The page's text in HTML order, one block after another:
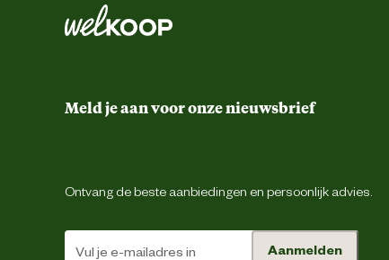
Hoogte schacht
Materiaal bovenkant schoen
Materiaal overneus
Meld je aan voor onze nieuwsbrief
Ontvang de beste aanbiedingen en persoonlijk advies.
Aanmelden